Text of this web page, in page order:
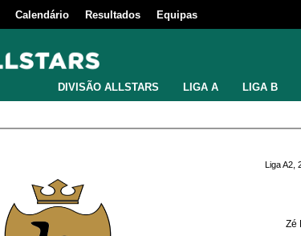
Calendário Resultados Equipas
DIVISÃO ALLSTARS LIGA A LIGA B
Liga A2,
Zé